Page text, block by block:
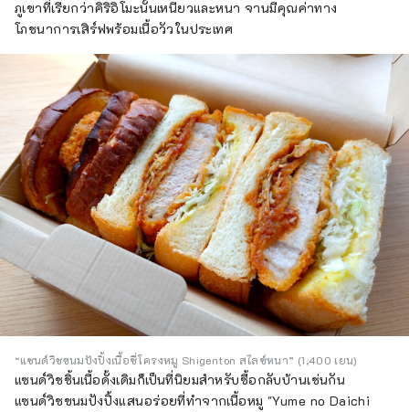
ภูเขาที่เรียกว่าคิริอิโมะนั้นเหนียวและหนา จานมีคุณค่าทาง
โภชนาการเสิร์ฟพร้อมเนื้อวัวในประเทศ
“แซนด์วิชขนมปังปิ้งเนื้อซี่โครงหมู Shigenton สไลซ์หนา” (1,400 เยน)
แซนด์วิชชิ้นเนื้อดั้งเดิมก็เป็นที่นิยมสำหรับซื้อกลับบ้านเช่นกัน
แซนด์วิชขนมปังปิ้งแสนอร่อยที่ทำจากเนื้อหมู "Yume no Daichi